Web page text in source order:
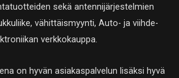
sekä antennijärjestelmien
vähittäismyynti, Auto- ja viihde-
verkkokauppa.
on hyvän asiakaspalvelun lisäksi hyvä